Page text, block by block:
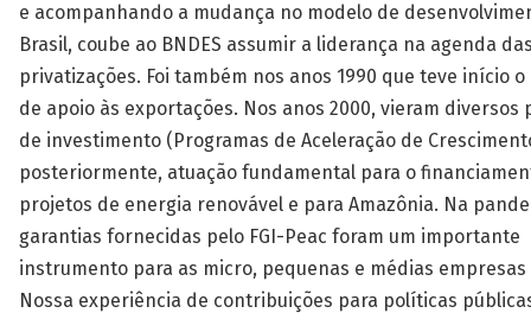
e acompanhando a mudança no modelo de
Brasil, coube ao BNDES assumir a liderança na agenda
privatizações. Foi também nos anos 1990 que teve início
de apoio às exportações. Nos anos 2000, vieram diversos
de investimento (Programas de Aceleração de
posteriormente, atuação fundamental para o
projetos de energia renovável e para Amazônia. Na
garantias fornecidas pelo FGI-Peac foram um importante
instrumento para as micro, pequenas e médias empresas
Nossa experiência de contribuições para políticas